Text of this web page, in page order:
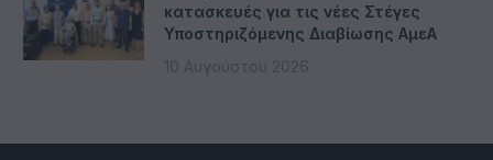
κατασκευές για τις νέες Στέγες
Υποστηριζόμενης Διαβίωσης ΑμεΑ
10 Αυγούστου 2026